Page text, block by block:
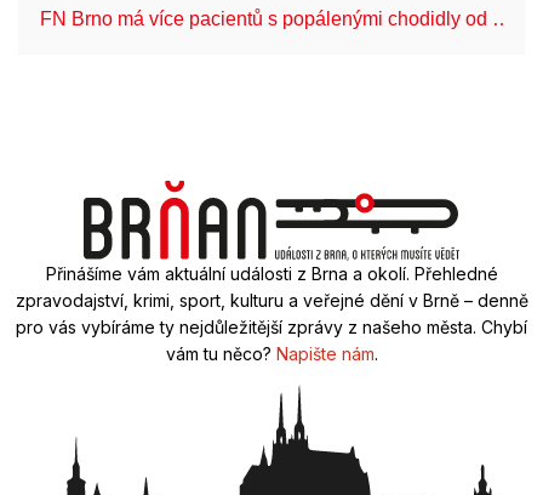
FN Brno má více pacientů s popálenými chodidly od …
Přinášíme vám aktuální události z Brna a okolí. Přehledné
zpravodajství, krimi, sport, kulturu a veřejné dění v Brně – denně
pro vás vybíráme ty nejdůležitější zprávy z našeho města. Chybí
vám tu něco? Napište nám.